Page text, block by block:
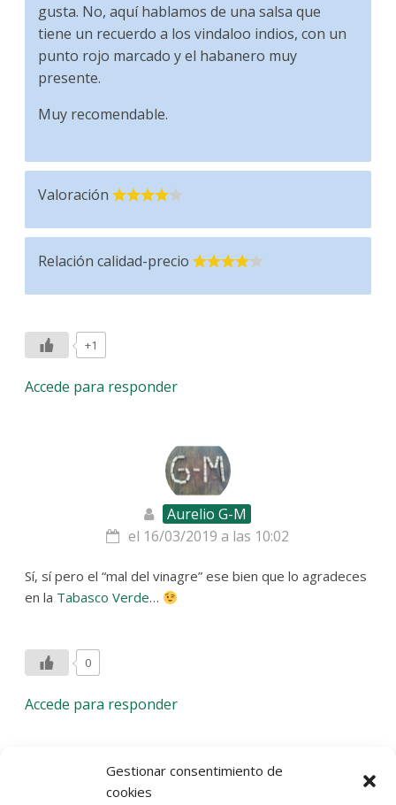
Gestionar consentimiento de
cookies
gusta. No, aquí hablamos de una salsa que
tiene un recuerdo a los vindaloo indios, con un
punto rojo marcado y el habanero muy
presente.
Muy recomendable.
Valoración
Relación calidad-precio
+1
Accede para responder
Aurelio G-M
el 16/03/2019 a las 10:02
Sí, sí pero el “mal del vinagre” ese bien que lo agradeces
en la Tabasco Verde…
0
Accede para responder
Deja una respuesta